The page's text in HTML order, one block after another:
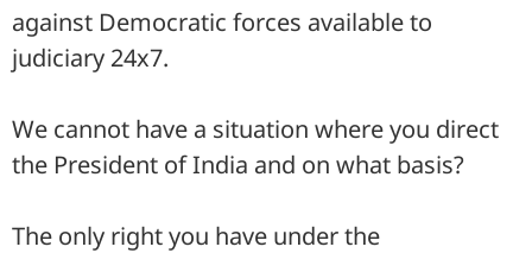
against Democratic forces available to
judiciary 24x7.
We cannot have a situation where you direct
the President of India and on what basis?
The only right you have under the